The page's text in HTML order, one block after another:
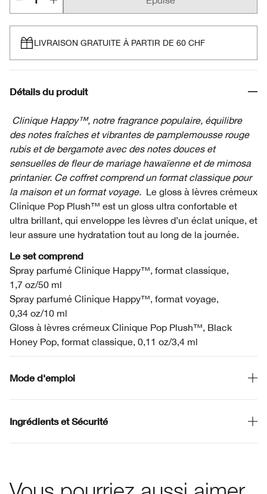
LIVRAISON GRATUITE À PARTIR DE 60 CHF
Détails du produit
Clinique Happy™, notre fragrance populaire, équilibre
des notes fraîches et vibrantes de pamplemousse rouge
rubis et de bergamote avec des notes douces et
sensuelles de fleur de mariage hawaïenne et de mimosa
printanier. Ce coffret comprend un format classique pour
la maison et un format voyage. Le gloss à lèvres crémeux
Clinique Pop Plush™ est un gloss ultra confortable et
ultra brillant, qui enveloppe les lèvres d’un éclat unique, et
leur assure une hydratation tout au long de la journée.
Le set comprend
Spray parfumé Clinique Happy™, format classique,
1,7 oz/50 ml
Spray parfumé Clinique Happy™, format voyage,
0,34 oz/10 ml
Gloss à lèvres crémeux Clinique Pop Plush™, Black
Honey Pop, format classique, 0,11 oz/3,4 ml
Mode d'emploi
Ingrédients et Sécurité